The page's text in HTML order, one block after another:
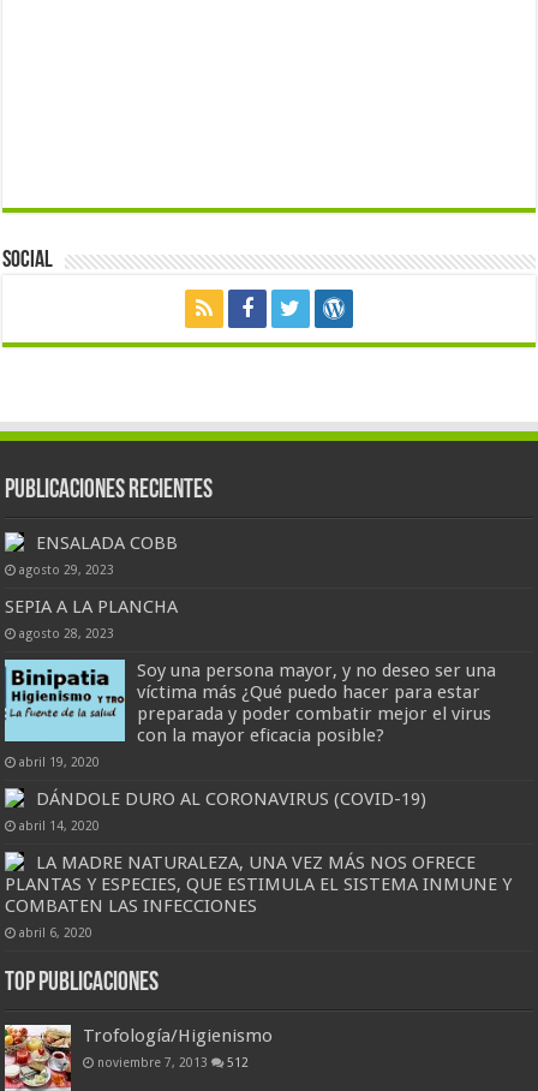
Social
Publicaciones Recientes
ENSALADA COBB
agosto 29, 2023
SEPIA A LA PLANCHA
agosto 28, 2023
Soy una persona mayor, y no deseo ser una
víctima más ¿Qué puedo hacer para estar
preparada y poder combatir mejor el virus
con la mayor eficacia posible?
abril 19, 2020
DÁNDOLE DURO AL CORONAVIRUS (COVID-19)
abril 14, 2020
LA MADRE NATURALEZA, UNA VEZ MÁS NOS OFRECE
PLANTAS Y ESPECIES, QUE ESTIMULA EL SISTEMA INMUNE Y
COMBATEN LAS INFECCIONES
abril 6, 2020
Top Publicaciones
Trofología/Higienismo
noviembre 7, 2013 512